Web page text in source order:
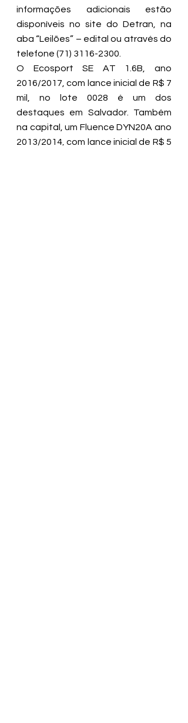
informações adicionais estão
disponíveis no site do Detran , na
aba “Leilões” – edital ou através do
telefone (71) 3116-2300.
O Ecosport SE AT 1.6B, ano
2016/2017, com lance inicial de R$ 7
mil, no lote 0028 é um dos
destaques em Salvador. Também
na capital, um Fluence DYN20A ano
2013/2014, com lance inicial de R$ 5